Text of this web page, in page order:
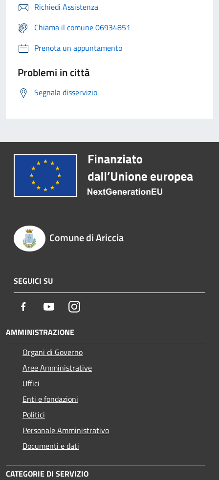
Richiedi Assistenza
Chiama il comune 06934851
Prenota un appuntamento
Problemi in città
Segnala disservizio
Comune di Ariccia
SEGUICI SU
Facebook YoutubeInstagram
AMMINISTRAZIONE
Organi di Governo
Aree Amministrative
Uffici
Enti e fondazioni
Politici
Personale Amministrativo
Documenti e dati
CATEGORIE DI SERVIZIO